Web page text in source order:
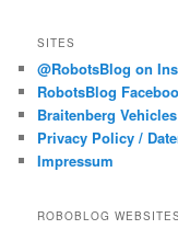
SITES
@RobotsBlog on
RobotsBlog
Braitenberg
Privacy Policy /
Impressum
ROBOBLOG